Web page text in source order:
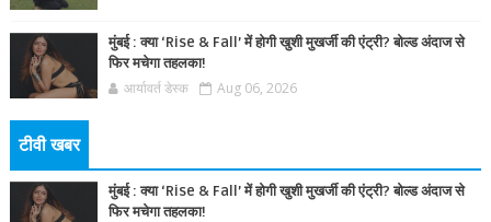
मुंबई : क्या ‘Rise & Fall’ में होगी खुशी मुखर्जी की एंट्री? बोल्ड अंदाज से
फिर मचेगा तहलका!
आर्यावर्त डेस्क Aug 06, 2026
टीवी खबर
मुंबई : क्या ‘Rise & Fall’ में होगी खुशी मुखर्जी की एंट्री? बोल्ड अंदाज से
फिर मचेगा तहलका!